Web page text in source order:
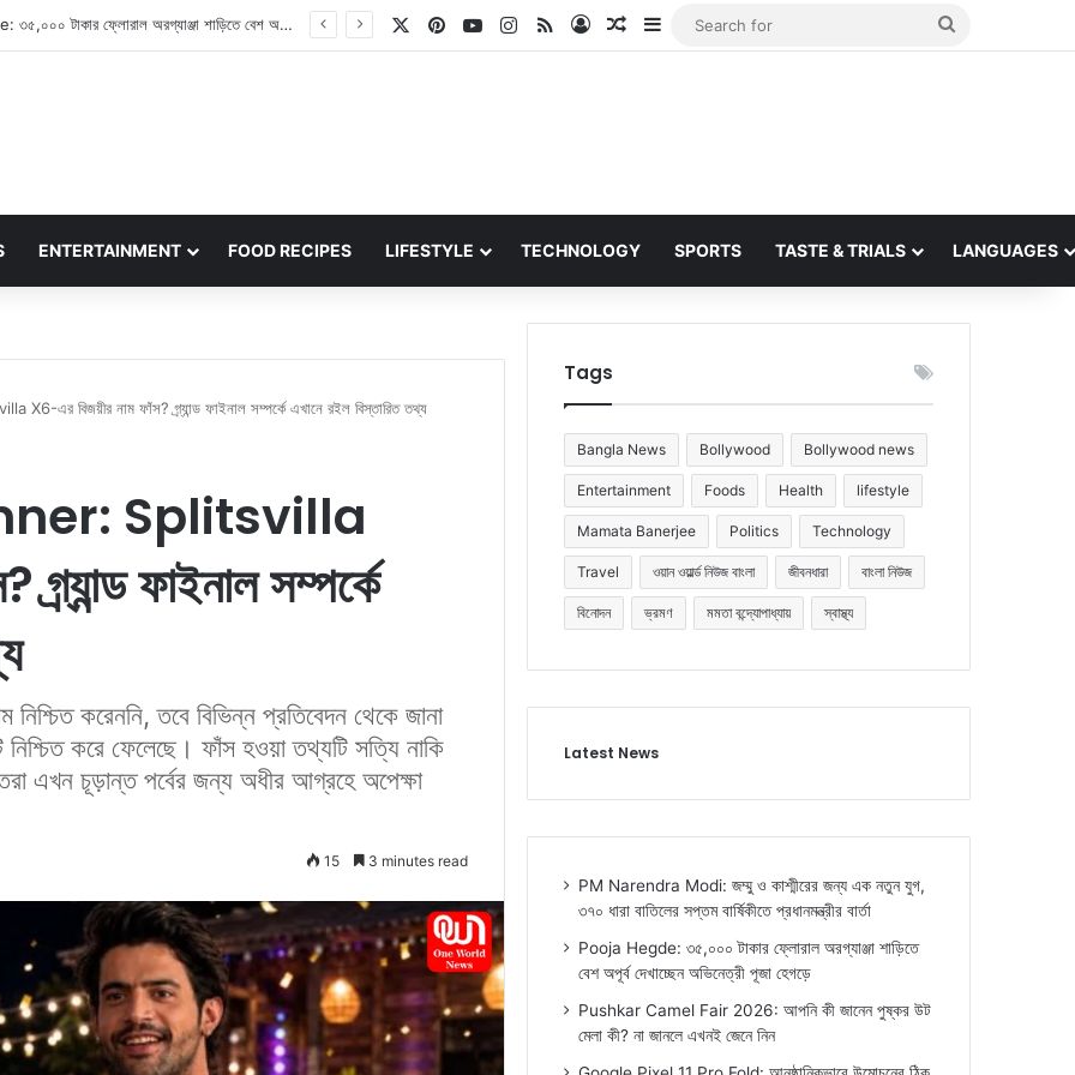
Pushkar Camel Fair 2026: আপনি কী জানেন পুষ্কর উট মেলা কী? না জানলে এখনই জেনে নিন PinterestYouTubeInstagram
RSS Log InRandom Article
Sidebar
ENTERTAINMENT FOOD RECIPES LIFESTYLE TECHNOLOGY SPORTS TASTE & TRIALS LANGUAGES
এর বিজয়ীর নাম ফাঁস? গ্র্যান্ড ফাইনাল সম্পর্কে এখানে রইল বিস্তারিত তথ্য
Splitsvilla
ফাইনাল সম্পর্কে
নিশ্চিত করেননি, তবে বিভিন্ন প্রতিবেদন থেকে জানা
করে ফেলেছে। ফাঁস হওয়া তথ্যটি সত্যি নাকি
এখন চূড়ান্ত পর্বের জন্য অধীর আগ্রহে অপেক্ষা
15 3 minutes read
Tags
Bangla News Bollywood Bollywood news
Entertainment Foods Health lifestyle
Mamata Banerjee Politics Technology
Travel ওয়ান ওয়ার্ল্ড নিউজ বাংলা জীবনধারা বাংলা নিউজ
বিনোদন ভ্রমণ মমতা বন্দ্যোপাধ্যায় স্বাস্থ্য
Latest News
PM Narendra Modi: জম্মু ও কাশ্মীরের জন্য এক নতুন যুগ,
৩৭০ ধারা বাতিলের সপ্তম বার্ষিকীতে প্রধানমন্ত্রীর বার্তা
Pooja Hegde: ৩৫,০০০ টাকার ফ্লোরাল অরগ্যাঞ্জা শাড়িতে
বেশ অপূর্ব দেখাচ্ছেন অভিনেত্রী পূজা হেগড়ে
Pushkar Camel Fair 2026: আপনি কী জানেন পুষ্কর উট
মেলা কী? না জানলে এখনই জেনে নিন